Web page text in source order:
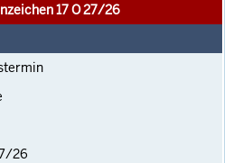
17 O 27/26
26